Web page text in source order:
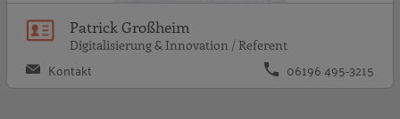
Patrick Großheim
Digitalisierung & Innovation / Referent
Kontakt 06196 495-3215